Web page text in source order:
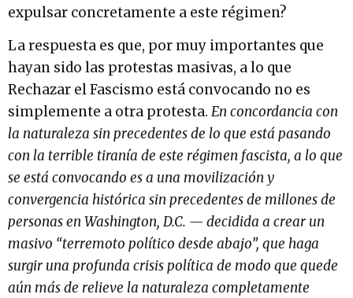
expulsar concretamente a este régimen?
La respuesta es que, por muy importantes que
hayan sido las protestas masivas, a lo que
Rechazar el Fascismo está convocando no es
simplemente a otra protesta. En concordancia con
la naturaleza sin precedentes de lo que está pasando
con la terrible tiranía de este régimen fascista, a lo que
se está convocando es a una movilización y
convergencia histórica sin precedentes de millones de
personas en Washington, D.C. — decidida a crear un
masivo “terremoto político desde abajo”, que haga
surgir una profunda crisis política de modo que quede
aún más de relieve la naturaleza completamente